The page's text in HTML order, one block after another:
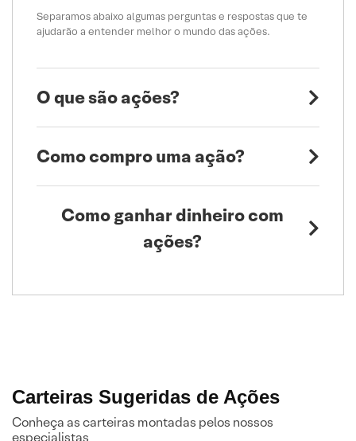
Separamos abaixo algumas perguntas e respostas que te
ajudarão a entender melhor o mundo das ações.
O que são ações?
Como compro uma ação?
Como ganhar dinheiro com
ações?
Carteiras Sugeridas de Ações
Conheça as carteiras montadas pelos nossos
especialistas